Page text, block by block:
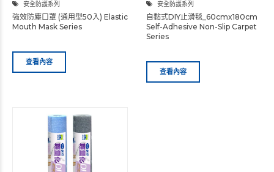
安全防護系列
強效防塵口罩 (通用型50入) Elastic
Mouth Mask Series
查看內容
安全防護系列
自黏式DIY止滑毯_60cmx180cm
Self-Adhesive Non-Slip Carpet
Series
查看內容